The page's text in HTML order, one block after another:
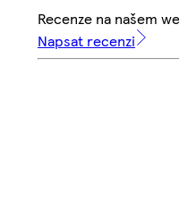
Recenze na našem
Napsat recenzi